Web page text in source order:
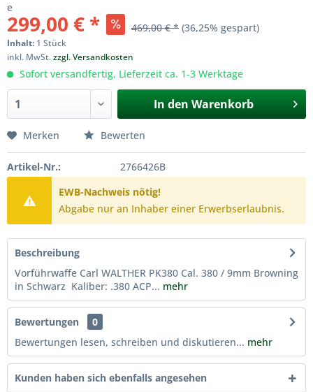
e
299,00 € * 469,00 € * (36,25% gespart)
Inhalt: 1 Stück
inkl. MwSt.zzgl. Versandkosten
Sofort versandfertig, Lieferzeit ca. 1-3 Werktage
In den Warenkorb
Merken Bewerten
Artikel-Nr.:
2766426B
EWB-Nachweis nötig!
Abgabe nur an Inhaber einer Erwerbserlaubnis.
Beschreibung
Vorführwaffe Carl WALTHER PK380 Cal. 380 / 9mm Browning
in Schwarz Kaliber: .380 ACP... mehr
Bewertungen
0
Bewertungen lesen, schreiben und diskutieren... mehr
Kunden haben sich ebenfalls angesehen